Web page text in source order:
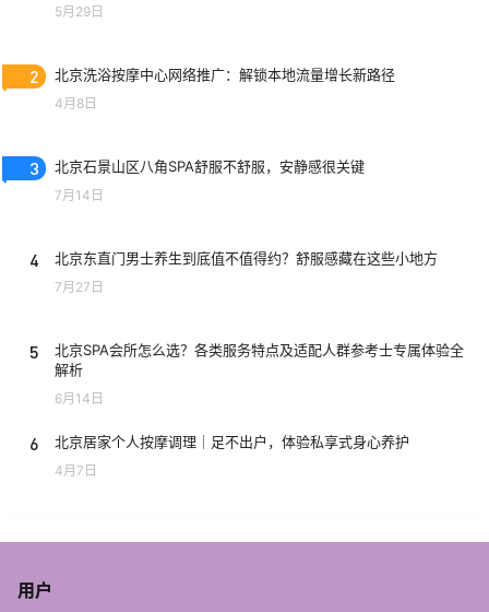
5月29日
2 北京洗浴按摩中心网络推广：解锁本地流量增长新路径
4月8日
3 北京石景山区八角SPA舒服不舒服，安静感很关键
7月14日
4 北京东直门男士养生到底值不值得约？舒服感藏在这些小地方
7月27日
5
北京SPA会所怎么选？各类服务特点及适配人群参考士专属体验全
解析
6月14日
6 北京居家个人按摩调理｜足不出户，体验私享式身心养护
4月7日
用户